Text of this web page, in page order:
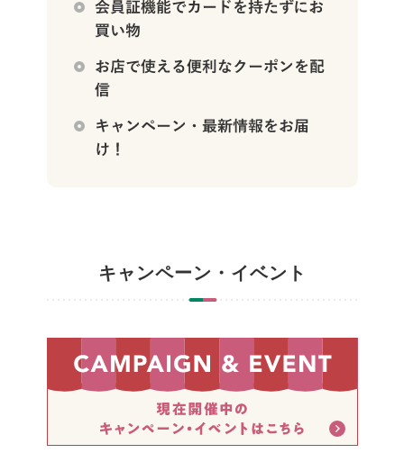
キャンペーン・イベント